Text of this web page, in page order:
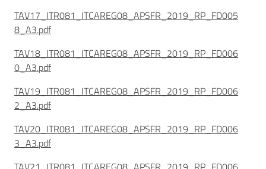
TAV17_ITR081_ITCAREG08_APSFR_2019_RP_FD005
8_A3.pdf
TAV18_ITR081_ITCAREG08_APSFR_2019_RP_FD006
0_A3.pdf
TAV19_ITR081_ITCAREG08_APSFR_2019_RP_FD006
2_A3.pdf
TAV20_ITR081_ITCAREG08_APSFR_2019_RP_FD006
3_A3.pdf